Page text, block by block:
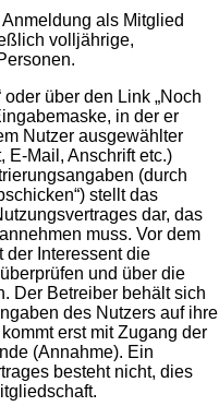
als Mitglied
volljährige,
über den Link „Noch
in der er
Nutzer ausgewählter
E-Mail, Anschrift etc.)
(durch
stellt das
dar, das
muss. Vor dem
der Interessent die
und über die
Der Betreiber behält sich
des Nutzers auf ihre
erst mit Zugang der
(Annahme). Ein
besteht nicht, dies